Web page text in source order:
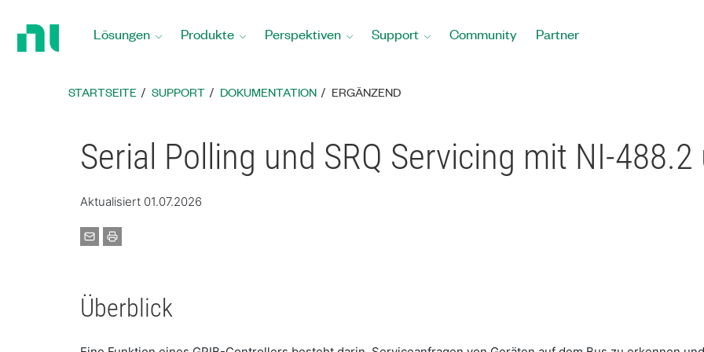
Startseite
Lösungen Produkte Perspektiven Support Community Partner
STARTSEITE SUPPORT DOKUMENTATION ERGÄNZEND
Serial Polling und SRQ Servicing mit NI-488.2
Aktualisiert 01.07.2026
Überblick